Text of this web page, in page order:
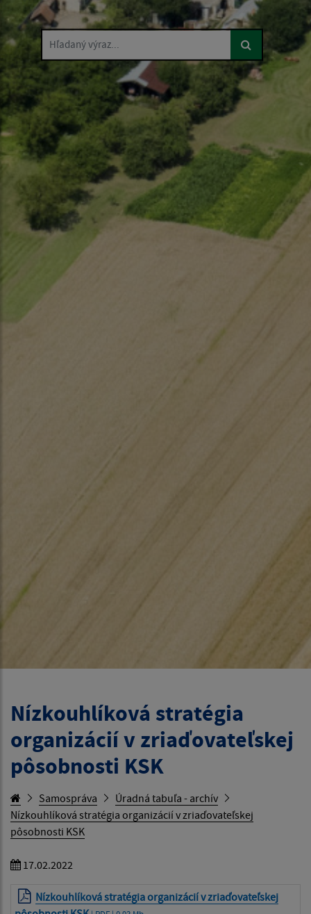
Hľadaný výraz...
Nízkouhlíková stratégia
organizácií v zriaďovateľskej
pôsobnosti KSK
Samospráva
Úradná tabuľa - archív
Nízkouhlíková stratégia organizácií v zriaďovateľskej
pôsobnosti KSK
17.02.2022
Nízkouhlíková stratégia organizácií v zriaďovateľskej